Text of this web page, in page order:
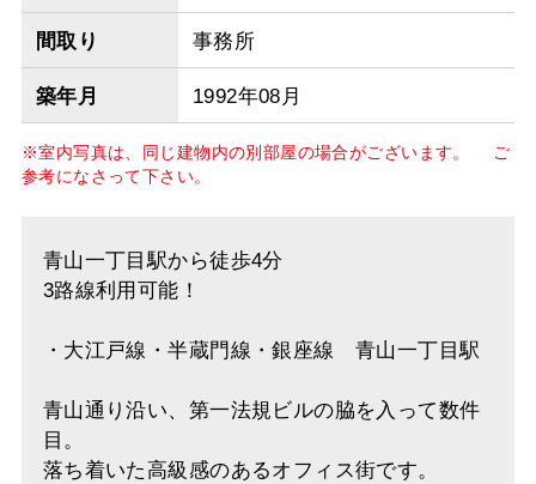
間取り 事務所
築年月 1992年08月
※室内写真は、同じ建物内の別部屋の場合がございます。 ご
参考になさって下さい。
青山一丁目駅から徒歩4分
3路線利用可能！
・大江戸線・半蔵門線・銀座線 青山一丁目駅
青山通り沿い、第一法規ビルの脇を入って数件
目。
落ち着いた高級感のあるオフィス街です。